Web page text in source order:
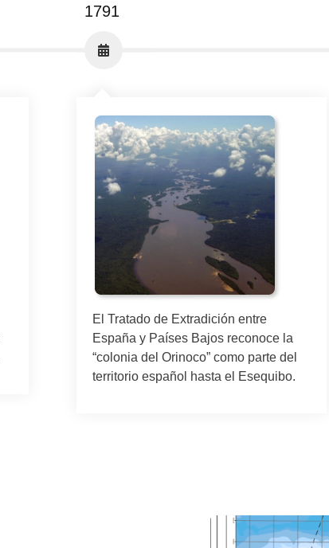
1791
El Tratado de Extradición entre
España y Países Bajos reconoce la
“colonia del Orinoco” como parte del
territorio español hasta el Esequibo.